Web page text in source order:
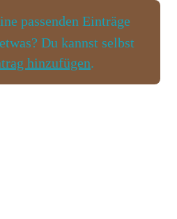
passenden Einträge
Du kannst selbst
hinzufügen.